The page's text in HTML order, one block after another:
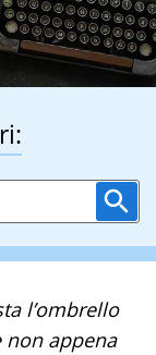
l’ombrello
appena